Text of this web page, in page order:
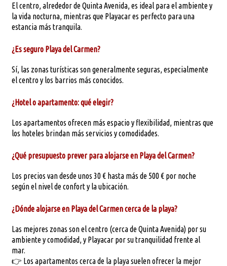
El centro, alrededor de Quinta Avenida, es ideal para el ambiente y
la vida nocturna, mientras que Playacar es perfecto para una
estancia más tranquila.
¿Es seguro Playa del Carmen?
Sí, las zonas turísticas son generalmente seguras, especialmente
el centro y los barrios más conocidos.
¿Hotel o apartamento: qué elegir?
Los apartamentos ofrecen más espacio y flexibilidad, mientras que
los hoteles brindan más servicios y comodidades.
¿Qué presupuesto prever para alojarse en Playa del Carmen?
Los precios van desde unos 30 € hasta más de 500 € por noche
según el nivel de confort y la ubicación.
¿Dónde alojarse en Playa del Carmen cerca de la playa?
Las mejores zonas son el centro (cerca de Quinta Avenida) por su
ambiente y comodidad, y Playacar por su tranquilidad frente al
mar.
👉 Los apartamentos cerca de la playa suelen ofrecer la mejor